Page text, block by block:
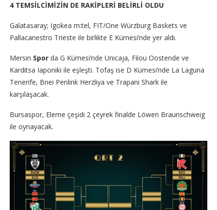
4 TEMSİLCİMİZİN DE RAKİPLERİ BELİRLİ OLDU
Galatasaray; Igokea m:tel, FIT/One Würzburg Baskets ve
Pallacanestro Trieste ile birlikte E Kümesi’nde yer aldı.
Mersin Spor da G Kümesi’nde Unicaja, Filou Oostende ve
Karditsa Iaponiki ile eşleşti. Tofaş ise D Kümesi’nde La Laguna
Tenerife, Bnei Penlink Herzliya ve Trapani Shark ile
karşılaşacak.
Bursaspor, Eleme çeşidi 2 çeyrek finalde Löwen Braunschweig
ile oynayacak.